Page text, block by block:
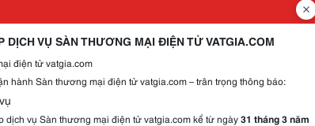
DỊCH VỤ SÀN THƯƠNG MẠI ĐIỆN TỬ VATGIA.COM
điện tử vatgia.com
hành Sàn thương mại điện tử vatgia.com – trân trọng thông báo:
vụ Sàn thương mại điện tử vatgia.com kể từ ngày31 tháng 3 năm